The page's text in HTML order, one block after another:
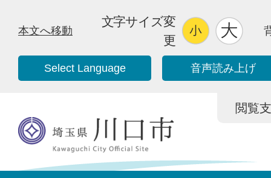
本文へ移動
文字サイズ変
更
Select Language 音声読み上げ
閲覧